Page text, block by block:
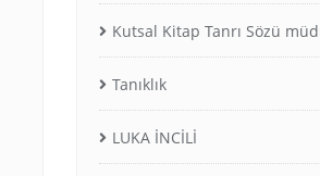
Kutsal Kitap Tanrı Sözü
Tanıklık
LUKA İNCİLİ